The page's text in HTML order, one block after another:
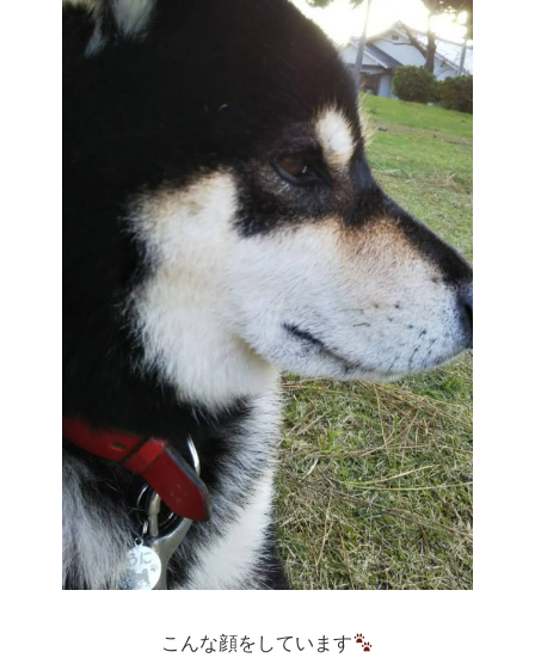
こんな顔をしています